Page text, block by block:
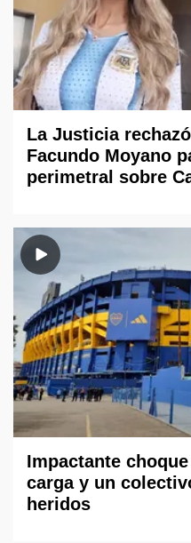
La Justicia
Facundo Moyano
perimetral sobre
Impactante
carga y un
heridos